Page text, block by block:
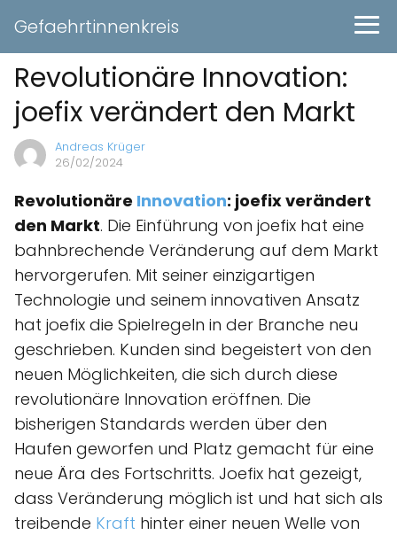
Gefaehrtinnenkreis
Revolutionäre Innovation:
joefix verändert den Markt
Andreas Krüger
26/02/2024
Revolutionäre Innovation: joefix verändert
den Markt. Die Einführung von joefix hat eine
bahnbrechende Veränderung auf dem Markt
hervorgerufen. Mit seiner einzigartigen
Technologie und seinem innovativen Ansatz
hat joefix die Spielregeln in der Branche neu
geschrieben. Kunden sind begeistert von den
neuen Möglichkeiten, die sich durch diese
revolutionäre Innovation eröffnen. Die
bisherigen Standards werden über den
Haufen geworfen und Platz gemacht für eine
neue Ära des Fortschritts. Joefix hat gezeigt,
dass Veränderung möglich ist und hat sich als
treibende Kraft hinter einer neuen Welle von